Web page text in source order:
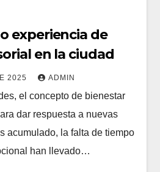
experiencia de
en la ciudad
2025 ADMIN
el concepto de bienestar
dar respuesta a nuevas
acumulado, la falta de tiempo
han llevado…